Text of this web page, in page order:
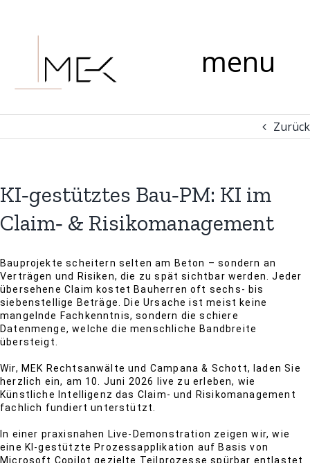
menu
Zurück
KI‑gestütztes Bau‑PM: KI im
Claim‑ & Risikomanagement
Bauprojekte scheitern selten am Beton – sondern an
Verträgen und Risiken, die zu spät sichtbar werden. Jeder
übersehene Claim kostet Bauherren oft sechs- bis
siebenstellige Beträge. Die Ursache ist meist keine
mangelnde Fachkenntnis, sondern die schiere
Datenmenge, welche die menschliche Bandbreite
übersteigt.
Wir, MEK Rechtsanwälte und Campana & Schott, laden Sie
herzlich ein, am 10. Juni 2026 live zu erleben, wie
Künstliche Intelligenz das Claim- und Risikomanagement
fachlich fundiert unterstützt.
In einer praxisnahen Live-Demonstration zeigen wir, wie
eine KI-gestützte Prozessapplikation auf Basis von
Microsoft Copilot gezielte Teilprozesse spürbar entlastet